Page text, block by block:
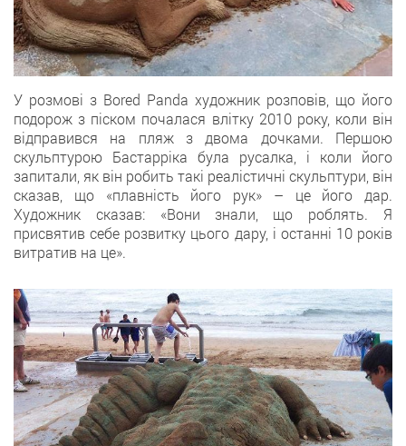
У розмові з Bored Panda художник розповів, що його
подорож з піском почалася влітку 2010 року, коли він
відправився на пляж з двома дочками. Першою
скульптурою Бастарріка була русалка, і коли його
запитали, як він робить такі реалістичні скульптури, він
сказав, що «плавність його рук» – це його дар.
Художник сказав: «Вони знали, що роблять. Я
присвятив себе розвитку цього дару, і останні 10 років
витратив на це».